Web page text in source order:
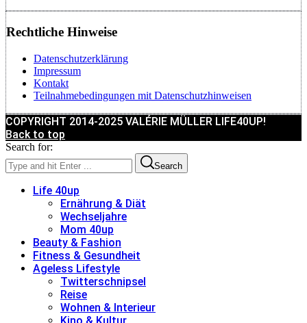
Rechtliche Hinweise
Datenschutzerklärung
Impressum
Kontakt
Teilnahmebedingungen mit Datenschutzhinweisen
COPYRIGHT 2014-2025 VALÉRIE MÜLLER LIFE40UP!
Back to top
Search for:
Search
Life 40up
Ernährung & Diät
Wechseljahre
Mom 40up
Beauty & Fashion
Fitness & Gesundheit
Ageless Lifestyle
Twitterschnipsel
Reise
Wohnen & Interieur